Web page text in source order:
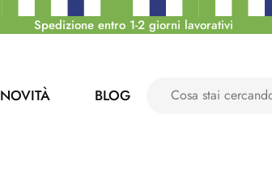
Spedizione entro 1-2 giorni lavorativi
NOVITÀ BLOG